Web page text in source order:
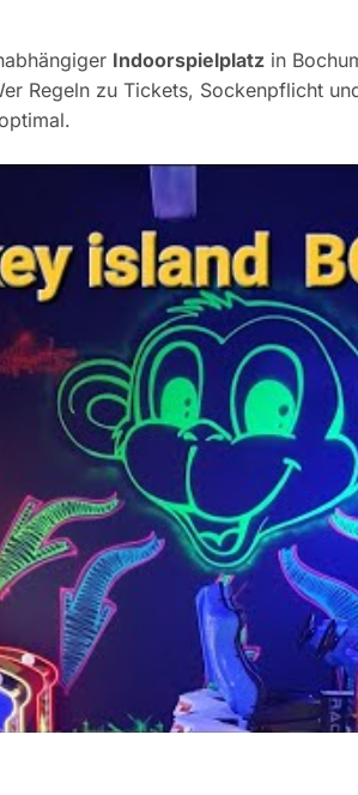
Indoorspielplatz in
Regeln zu Tickets, Sockenpflicht